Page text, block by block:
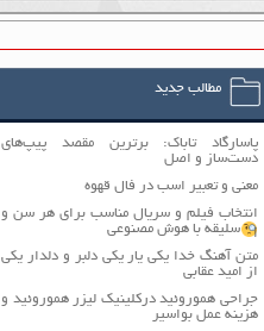
مطالب جدید
پاسارگاد تاباک: برترین مقصد پیپ‌های
دست‌ساز و اصل
معنی و تعبیر اسب در فال قهوه
انتخاب فیلم و سریال مناسب برای هر سن و
سلیقه با هوش مصنوعی
متن آهنگ خدا یکی یار یکی دلبر و دلدار یکی
از امید عقابی
جراحی هموروئید درکلینیک لیزر هموروئید و
هزینه عمل بواسیر